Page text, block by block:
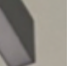
bude společná